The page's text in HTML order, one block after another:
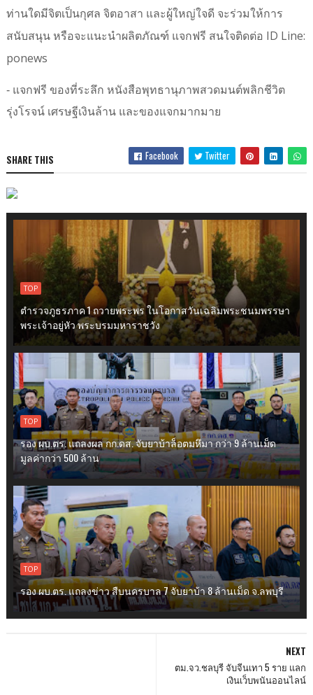
ท่านใดมีจิตเป็นกุศล จิตอาสา และผู้ใหญ่ใจดี จะร่วมให้การ
สนับสนุน หรือจะแนะนำผลิตภัณฑ์ แจกฟรี สนใจติดต่อ ID Line:
ponews
- แจกฟรี ของที่ระลึก หนังสือพุทธานุภาพสวดมนต์พลิกชีวิต
รุ่งโรจน์ เศรษฐีเงินล้าน และของแจกมากมาย
SHARE THIS Facebook Twitter
TOP
ตำรวจภูธรภาค 1 ถวายพระพร ในโอกาสวันเฉลิมพระชนมพรรษา
พระเจ้าอยู่หัว พระบรมมหาราชวัง
TOP
รอง ผบ.ตร. แถลงผล กก.ดส. จับยาบ้าล็อตมหึมา กว่า 9 ล้านเม็ด
มูลค่ากว่า 500 ล้าน
TOP
รอง ผบ.ตร. แถลงข่าว สืบนครบาล 7 จับยาบ้า 8 ล้านเม็ด จ.ลพบุรี
NEXT
ตม.จว.ชลบุรี จับจีนเทา 5 ราย แลก
เงินเว็บพนันออนไลน์